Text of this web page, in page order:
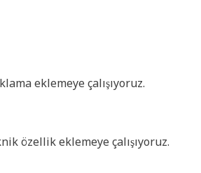
eklemeye çalışıyoruz.
özellik eklemeye çalışıyoruz.